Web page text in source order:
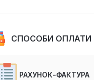
СПОСОБИ ОПЛАТИ
РАХУНОК-ФАКТУРА